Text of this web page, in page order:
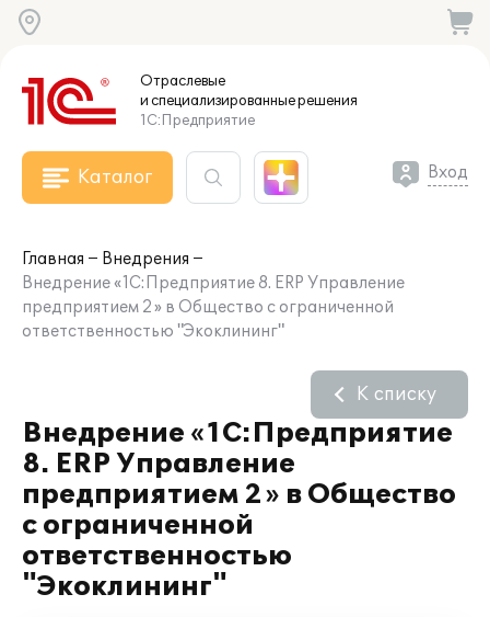
Отраслевые
и специализированныерешения
1С:Предприятие
Каталог Вход
Главная
Внедрения
Внедрение «1С:Предприятие 8. ERP Управление
предприятием 2» в Общество с ограниченной
ответственностью "Экоклининг"
Внедрение «1С:Предприятие
8. ERP Управление
предприятием 2» в Общество
с ограниченной
ответственностью
"Экоклининг"
К списку